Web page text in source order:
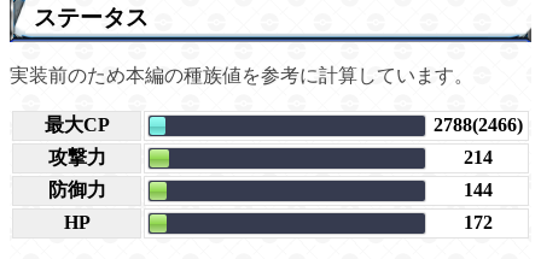
ステータス
実装前のため本編の種族値を参考に計算しています。
最大CP
2788(2466)
攻撃力
214
防御力
144
HP
172